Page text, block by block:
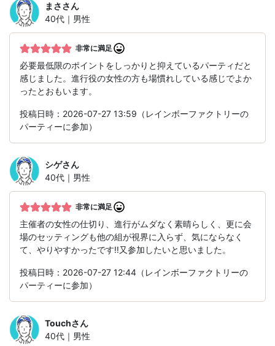
まささん
40代｜男性
非常に満足
必要最低限のポイントをしっかりと抑えているパーティだと
感じました。進行役の女性の方も場慣れしている感じでよか
ったとおもいます。
投稿日時：2026-07-27 13:59（レインボーファクトリーの
パーティーに参加）
シゲさん
40代｜男性
非常に満足
主催者の女性の仕切り、進行がムダなく素晴らしく、更に会
場のセッティングも他の組が視界に入らず、気にならなく
て、やりやすかったです‼️又参加したいと思いました。
投稿日時：2026-07-27 12:44（レインボーファクトリーの
パーティーに参加）
Touchさん
40代｜男性